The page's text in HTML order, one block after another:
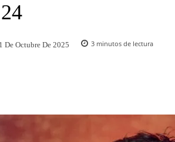
De Octubre De 2025 3 minutos de lectura